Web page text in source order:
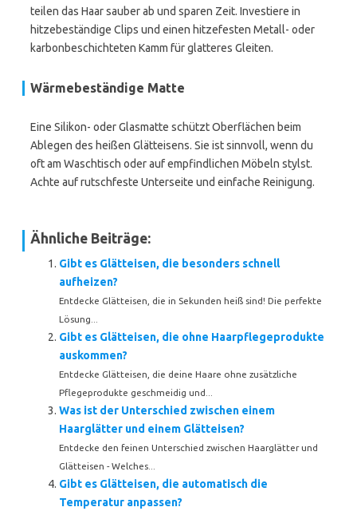
teilen das Haar sauber ab und sparen Zeit. Investiere in
hitzebeständige Clips und einen hitzefesten Metall- oder
karbonbeschichteten Kamm für glatteres Gleiten.
Wärmebeständige Matte
Eine Silikon- oder Glasmatte schützt Oberflächen beim
Ablegen des heißen Glätteisens. Sie ist sinnvoll, wenn du
oft am Waschtisch oder auf empfindlichen Möbeln stylst.
Achte auf rutschfeste Unterseite und einfache Reinigung.
Ähnliche Beiträge:
Gibt es Glätteisen, die besonders schnell
aufheizen?
Entdecke Glätteisen, die in Sekunden heiß sind! Die perfekte
Lösung...
Gibt es Glätteisen, die ohne Haarpflegeprodukte
auskommen?
Entdecke Glätteisen, die deine Haare ohne zusätzliche
Pflegeprodukte geschmeidig und...
Was ist der Unterschied zwischen einem
Haarglätter und einem Glätteisen?
Entdecke den feinen Unterschied zwischen Haarglätter und
Glätteisen - Welches...
Gibt es Glätteisen, die automatisch die
Temperatur anpassen?